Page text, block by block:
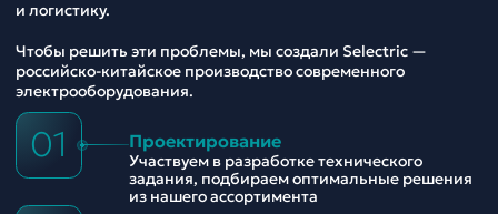
и логистику.
Чтобы решить эти проблемы, мы создали Selectric —
российско-китайское производство современного
электрооборудования.
01 Проектирование
Участвуем в разработке технического
задания, подбираем оптимальные решения
из нашего ассортимента